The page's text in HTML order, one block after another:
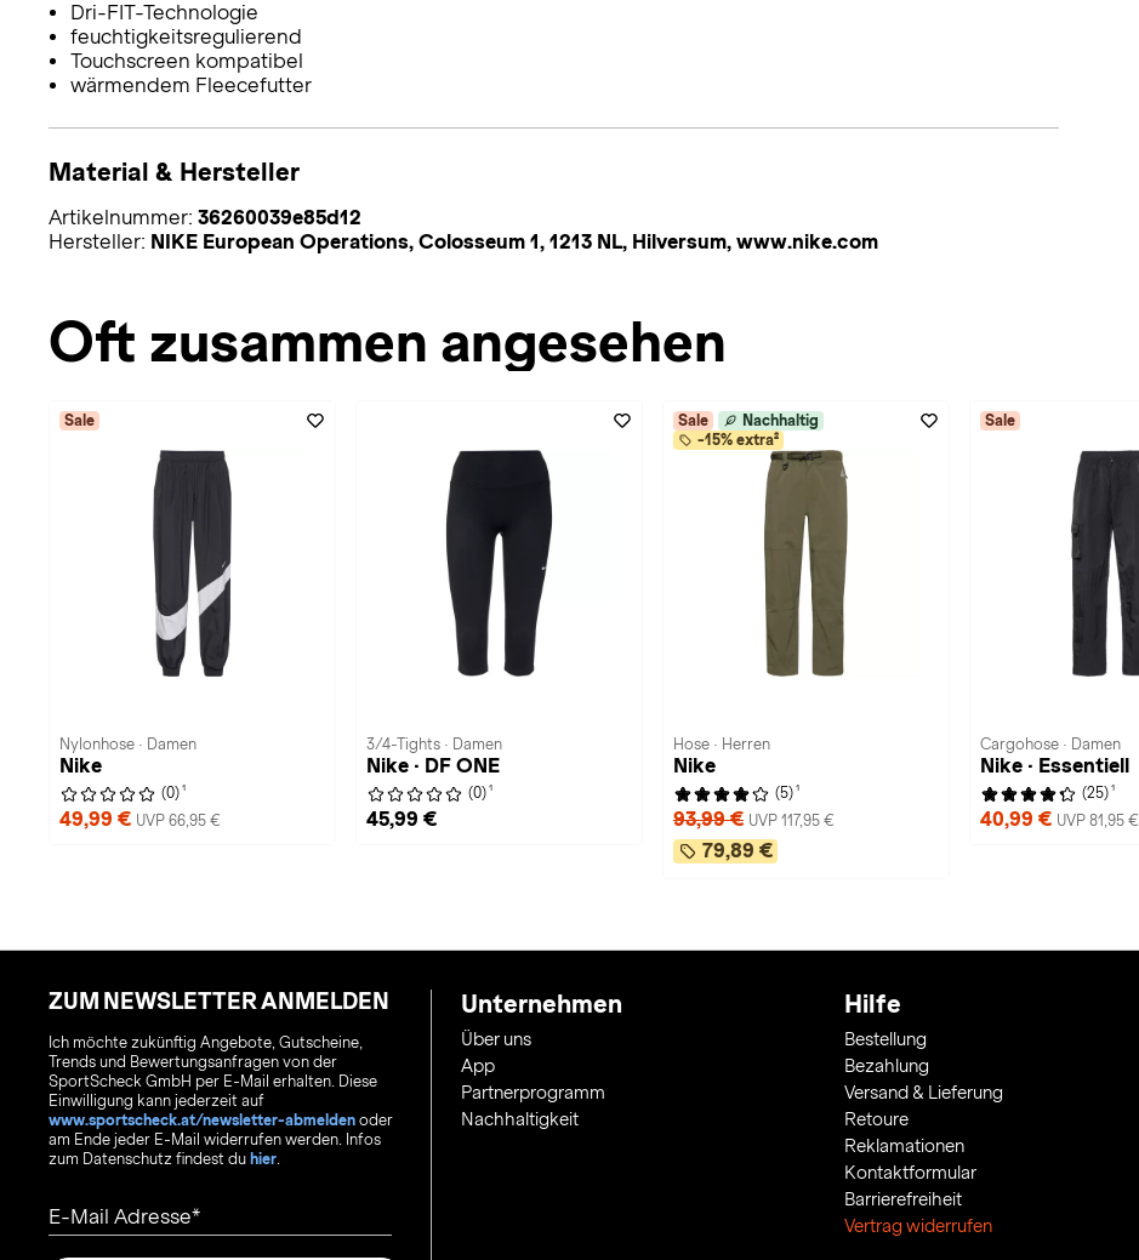
Dri-FIT-Technologie
feuchtigkeitsregulierend
Touchscreen kompatibel
wärmendem Fleecefutter
Material & Hersteller
Artikelnummer: 36260039e85d12
Hersteller: NIKE European Operations, Colosseum 1, 1213 NL, Hilversum, www.nike.com
Oft zusammen angesehen
Sale
Nylonhose · Damen
Nike
(0) 1
49,99 € UVP 66,95 €
3/4-Tights · Damen
Nike · DF ONE
(0) 1
45,99 €
Sale
Nachhaltig
-15% extra²
Hose · Herren
Nike
(5) 1
93,99 € UVP 117,95 €
79,89 €
Sale
Cargohose · Damen
Nike · Essentiell
(25) 1
40,99 € UVP 81,95 €
ZUM NEWSLETTER ANMELDEN
Ich möchte zukünftig Angebote, Gutscheine,
Trends und Bewertungsanfragen von der
SportScheck GmbH per E-Mail erhalten. Diese
Einwilligung kann jederzeit auf
www.sportscheck.at/newsletter-abmelden oder
am Ende jeder E-Mail widerrufen werden. Infos
zum Datenschutz findest du hier.
E-Mail Adresse
Unternehmen
Über uns
App
Partnerprogramm
Nachhaltigkeit
Hilfe
Bestellung
Bezahlung
Versand & Lieferung
Retoure
Reklamationen
Kontaktformular
Barrierefreiheit
Vertrag widerrufen